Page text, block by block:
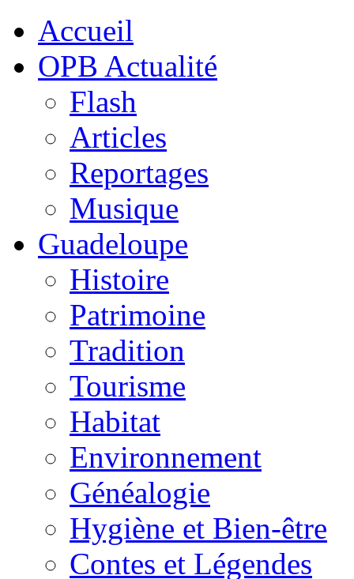
Accueil
OPB Actualité
Flash
Articles
Reportages
Musique
Guadeloupe
Histoire
Patrimoine
Tradition
Tourisme
Habitat
Environnement
Généalogie
Hygiène et Bien-être
Contes et Légendes